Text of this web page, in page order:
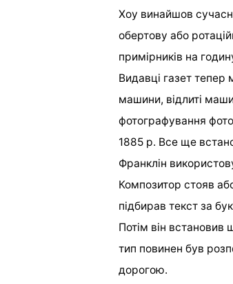
Хоу винайшов
обертову або
примірників на
Видавці газет
машини, відлиті
фотографування
1885 р. Все ще
Франклін
Композитор стояв
підбирав текст за
Потім він встановив
тип повинен був
дорогою.